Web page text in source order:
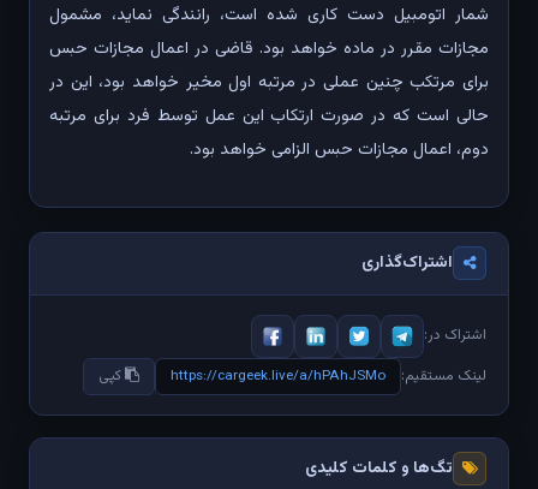
شمار اتومبیل دست کاری شده است، رانندگی نماید، مشمول
مجازات مقرر در ماده خواهد بود. قاضی در اعمال مجازات حبس
برای مرتکب چنین عملی در مرتبه اول مخیر خواهد بود، این در
حالی است که در صورت ارتکاب این عمل توسط فرد برای مرتبه
دوم، اعمال مجازات حبس الزامی خواهد بود.
اشتراک‌گذاری
اشتراک در:
لینک مستقیم: https://cargeek.live/a/hPAhJSMo کپی
تگ‌ها و کلمات کلیدی